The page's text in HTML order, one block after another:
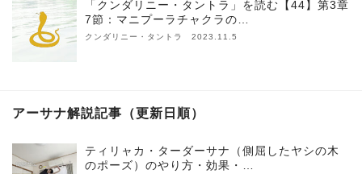
「クンダリニー・タントラ」を読む【44】第3章
7節：マニプーラチャクラの…
クンダリニー・タントラ 2023.11.5
アーサナ解説記事（更新日順）
ティリャカ・ターダーサナ（側屈したヤシの木
のポーズ）のやり方・効果・…